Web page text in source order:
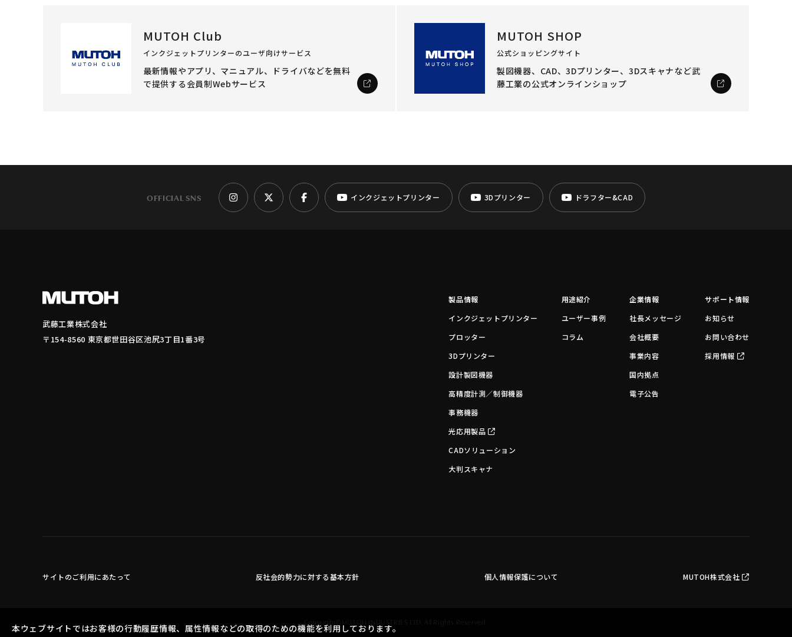
MUTOH Club
インクジェットプリンターのユーザ向けサービス
最新情報やアプリ、マニュアル、ドライバなどを無料
で提供する会員制Webサービス
MUTOH SHOP
公式ショッピングサイト
製図機器、CAD、3Dプリンター、3Dスキャナなど武
藤工業の公式オンラインショップ
OFFICIAL SNS インクジェットプリンター 3Dプリンター ドラフター&CAD
武藤工業株式会社
〒154-8560 東京都世田谷区池尻3丁目1番3号
製品情報
インクジェットプリンター
プロッター
3Dプリンター
設計製図機器
高精度計測／制御機器
事務機器
光応用製品
CADソリューション
大判スキャナ
用途紹介
ユーザー事例
コラム
企業情報
社長メッセージ
会社概要
事業内容
国内拠点
電子公告
サポート情報
お知らせ
お問い合わせ
採用情報
サイトのご利用にあたって 反社会的勢力に対する基本方針 個人情報保護について MUTOH株式会社
本ウェブサイトではお客様の行動履歴情報、属性情報などの取得のための機能を利用しております。